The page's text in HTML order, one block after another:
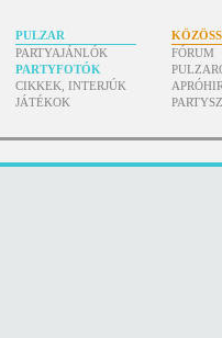
PULZAR
PARTYAJÁNLÓK
PARTYFOTÓK
CIKKEK, INTERJÚK
JÁTÉKOK
FÓRUM